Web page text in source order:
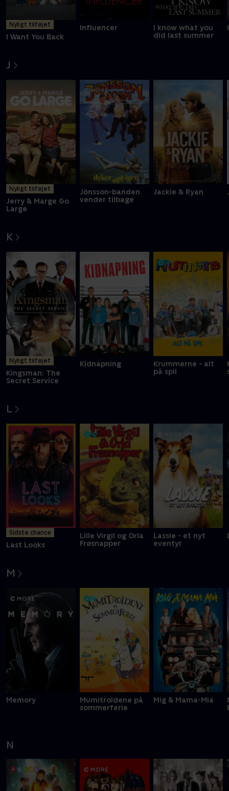
Nyligt tilføjet
I Want You Back
Influencer
I know what you
did last summer
J
Nyligt tilføjet
Jerry & Marge Go
Large
Jönsson-banden
vender tilbage
Jackie & Ryan
K
Nyligt tilføjet
Kingsman: The
Secret Service
Kidnapning
Krummerne - alt
på spil
L
Sidste chance
Last Looks
Lille Virgil og Orla
Frøsnapper
Lassie - et nyt
eventyr
M
Memory
Mumitroldene på
sommerferie
Mig & Mama-Mia
N